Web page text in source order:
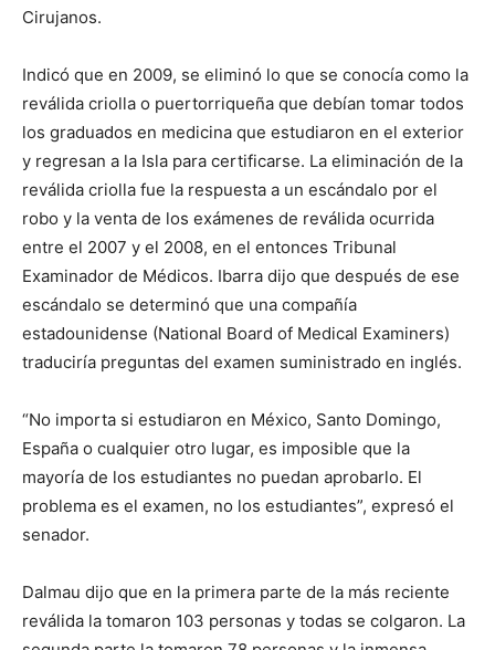
Cirujanos.
Indicó que en 2009, se eliminó lo que se conocía como la
reválida criolla o puertorriqueña que debían tomar todos
los graduados en medicina que estudiaron en el exterior
y regresan a la Isla para certificarse. La eliminación de la
reválida criolla fue la respuesta a un escándalo por el
robo y la venta de los exámenes de reválida ocurrida
entre el 2007 y el 2008, en el entonces Tribunal
Examinador de Médicos. Ibarra dijo que después de ese
escándalo se determinó que una compañía
estadounidense (National Board of Medical Examiners)
traduciría preguntas del examen suministrado en inglés.
“No importa si estudiaron en México, Santo Domingo,
España o cualquier otro lugar, es imposible que la
mayoría de los estudiantes no puedan aprobarlo. El
problema es el examen, no los estudiantes”, expresó el
senador.
Dalmau dijo que en la primera parte de la más reciente
reválida la tomaron 103 personas y todas se colgaron. La